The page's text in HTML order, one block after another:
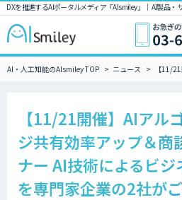
DXを推進するAIポータルメディア「AIsmiley」｜ AI製品・
AI・人工知能のAIsmiley TOP ニュース 【11/
【11/21開催】AIアル
ジ共有効率アップ＆商
ナー AI技術によるビ
を専門家企業の2社がご